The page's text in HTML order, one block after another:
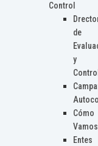
Control
de
y
Control
Cómo
Vamos
Entes